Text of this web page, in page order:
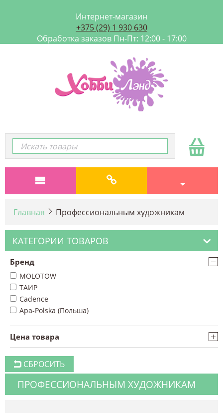
Интернет-магазин
+375 (29) 1 930 630
Обработка заказов Пн-Пт: 12:00 - 17:00
Главная Профессиональным художникам
КАТЕГОРИИ ТОВАРОВ
Бренд −
MOLOTOW
ТАИР
Cadence
Apa-Polska (Польша)
Цена товара +
СБРОСИТЬ
ПРОФЕССИОНАЛЬНЫМ ХУДОЖНИКАМ